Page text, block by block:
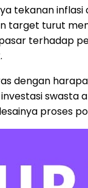
tekananinflasi
target turut
terhadap
dengan
investasiswasta
proses